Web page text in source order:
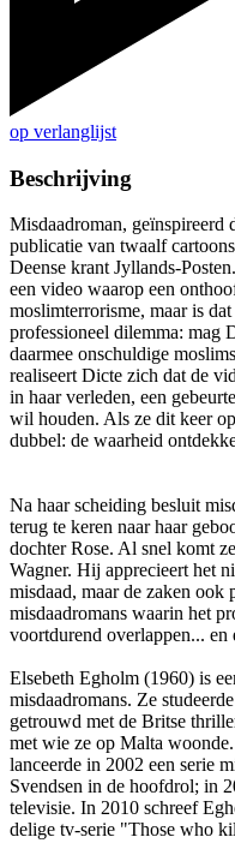
op verlanglijst
Beschrijving
Misdaadroman, geïnspireerd
publicatie van twaalf
Deense krant Jyllands-
een video waarop een
moslimterrorisme, maar is
professioneel dilemma: mag
daarmee onschuldige
realiseert Dicte zich dat de
in haar verleden, een
wil houden. Als ze dit keer
dubbel: de waarheid
Na haar scheiding besluit
terug te keren naar haar
dochter Rose. Al snel komt
Wagner. Hij apprecieert het
misdaad, maar de zaken ook
misdaadromans waarin het
voortdurend overlappen... en
Elsebeth Egholm (1960) is
misdaadromans. Ze
getrouwd met de Britse
met wie ze op Malta
lanceerde in 2002 een serie
Svendsen in de hoofdrol; in
televisie. In 2010 schreef
delige tv-serie "Those who